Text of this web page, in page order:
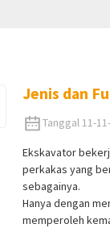
Jenis dan
Tanggal 11-
Ekskavator
perkakas yang
sebagainya.
Hanya dengan
memperoleh